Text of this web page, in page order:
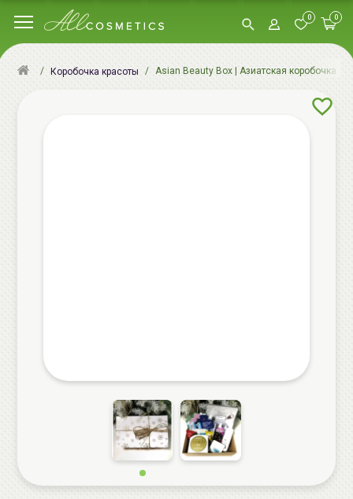
0 0
Коробочка красоты Asian Beauty Box | Азиатская коробочка